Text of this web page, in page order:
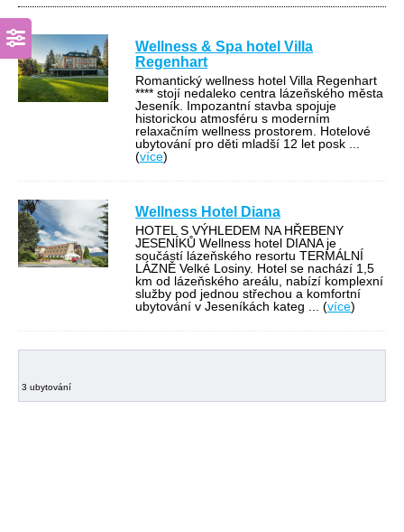
Wellness & Spa hotel Villa
Regenhart
Romantický wellness hotel Villa Regenhart
**** stojí nedaleko centra lázeňského města
Jeseník. Impozantní stavba spojuje
historickou atmosféru s moderním
relaxačním wellness prostorem. Hotelové
ubytování pro děti mladší 12 let posk
(více)
Wellness Hotel Diana
HOTEL S VÝHLEDEM NA HŘEBENY
JESENÍKŮ Wellness hotel DIANA je
součástí lázeňského resortu TERMÁLNÍ
LÁZNĚ Velké Losiny. Hotel se nachází 1,5
km od lázeňského areálu, nabízí komplexní
služby pod jednou střechou a komfortní
ubytování v Jeseníkách kateg
... (více)
3 ubytování